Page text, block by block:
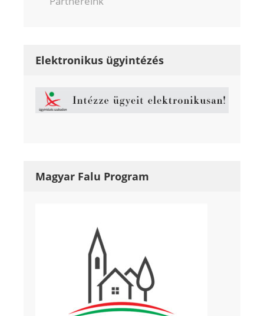
Elektronikus ügyintézés
Magyar Falu Program